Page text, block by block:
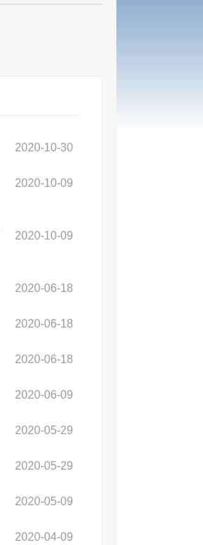
2020-10-30
2020-10-09
2020-10-09
2020-06-18
2020-06-18
2020-06-18
2020-06-09
2020-05-29
2020-05-29
2020-05-09
2020-04-09